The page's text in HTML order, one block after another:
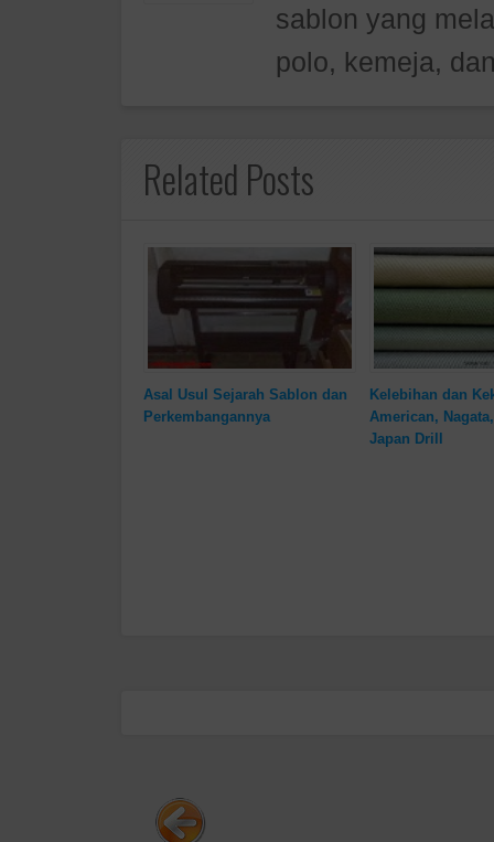
sablon yang
polo, kemeja,
Related Posts
Asal Usul Sejarah Sablon dan
Perkembangannya
Kelebihan dan
American,
Japan Drill